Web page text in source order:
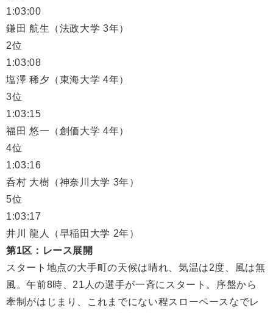
1:03:00
鎌田 航生（法政大学 3年）
2位
1:03:08
塩澤 稀夕（東海大学 4年）
3位
1:03:15
福田 悠一（創価大学 4年）
4位
1:03:16
呑村 大樹（神奈川大学 3年）
5位
1:03:17
井川 龍人（早稲田大学 2年）
第1区：レース展開
スタート地点の大手町の天候は晴れ、気温は2度、風は無
風。午前8時、21人の選手が一斉にスタート。序盤から
牽制がはじまり、これまでにない程スローペースなでレ